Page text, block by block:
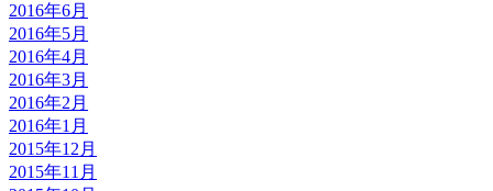
2016年6月
2016年5月
2016年4月
2016年3月
2016年2月
2016年1月
2015年12月
2015年11月